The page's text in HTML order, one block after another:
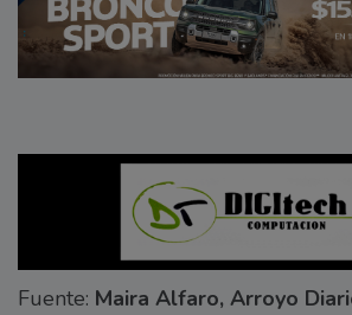
Fuente: Maira Alfaro, Arroyo